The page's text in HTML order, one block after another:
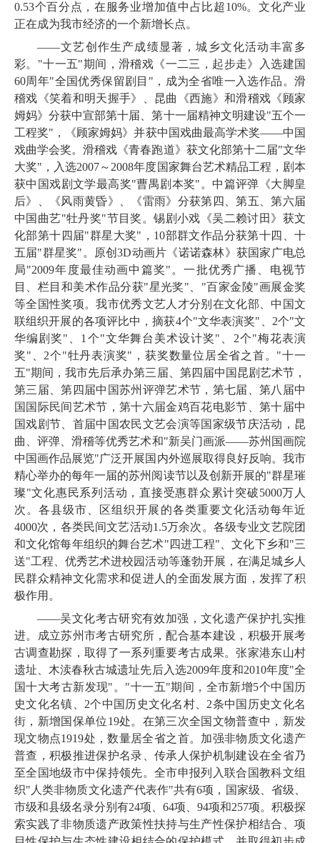
0.53个百分点，在服务业增加值中占比超 10%。 文化产业
正在成为我市经济的一个新增长点。
——文艺创作生产成绩显著，城乡文化活动丰富多
彩。"十一五"期间， 滑稽戏《一二三，起步走》
入选建国
60周年"全国优秀保留剧目"，成为全省唯一入选作品。 滑
稽戏 《笑着和明天握手》、昆曲《西施》和滑稽戏《顾家
姆妈》分获中宣部第十届、第十一届精神文明建设"五个一
工程奖"，《顾家姆妈》并获中国戏曲最高学术奖——中国
戏曲学会奖。滑稽戏《青春跑道》获文化部第十二届"文华
大奖"， 入选2007～ 2008年度国家舞台艺术精品工程，剧本
获中国戏剧文学最高奖"曹禺剧本奖" 。 中篇评弹《大脚皇
后》、《风雨黄昏》、《雷雨》分获第四、第五、第六届
中国曲艺"牡丹奖"节目奖。锡剧小戏《吴二赖讨田》获文
化部第十四届"群星大奖"， 10部群文作品分获第十四、十
五届"群星奖"。
原创3D动画片《诺诺森林》获国家广电总
局"2009年度最佳动画中篇奖"。一批优秀广播、电视节
目、栏目和美术作品分获"星光奖"、 "百家金陵"画展金奖
等全国性奖项。我市优秀文艺人才分别在文化部、中国文
联组织开展的各项评比中，摘获4个"文华表演奖"、 2个"文
华编剧奖"、 1 个"文华舞台美术设计奖"、 2个"梅花表演
奖"、 2个"牡丹表演奖"，获奖数量位居全省之首。"十一
五"期间，我市先后承办第三届、第四届中国昆剧艺术节，
第三届、第四届中国苏州评弹艺术节，第七届、第八届中
国国际民间艺术节，第十六届金鸡百花电影节、第十届中
国戏剧节、 首届中国农民文艺会演等国家级节庆活动， 昆
曲、评弹、滑稽等优秀艺术和"新吴门画派——苏州国画院
中国画作品展览"广泛开展国内外巡展取得良好反响。我市
精心举办的每年一届的苏州阅读节以及创新开展的"群星璀
璨"文化惠民系列活动，直接受惠群众累计突破5000万人
次。各县级市、区组织开展的各类重要文化活动每年近
4000次，各类民间文艺活动1.5万余次。 各级专业文艺院团
和文化馆每年组织的舞台艺术"四进工程"、文化下乡和"三
送"工程、优秀艺术进校园活动等蓬勃开展 ，在满足城乡人
民群众精神文化需求和促进人的全面发展方面，发挥了积
极作用 。
——吴文化考古研究有效加强，文化遗产保护扎实推
进。
成立苏州市考古研究所，配合基本建设，积极开展考
古调查勘探，取得了一系列重要考古成果。张家港东山村
遗址、 木渎春秋古城遗址先后入选2009年度和2010年度"全
国十大考古新发现"。"十一五"期间，全市新增5个中国历
史文化名镇、 2个中国历史文化名村、 2条中国历史文化名
街，新增国保单位19处。在第三次全国文物普查中，新发
现文物点1919处，数量居全省之首。加强非物质文化遗产
普查，积极推进保护名录、传承人保护机制建设在全省乃
至全国地级市中保持领先。全市申报列入联合国教科文组
织"人类非物质文化遗产代表作"共有6项，国家级、省级、
市级和县级名录分别有24项、 64项、 94项和257项。积极探
索实践了非物质遗产政策性扶持与生产性保护相结合、项